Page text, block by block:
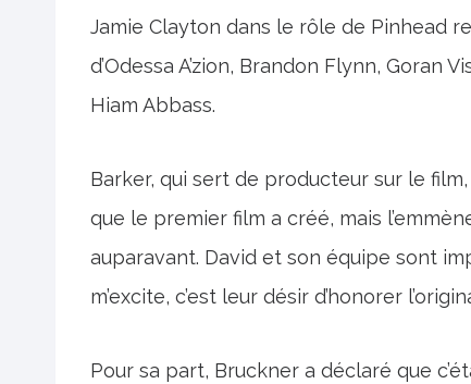
Jamie Clayton dans le rôle de Pinhead
d’Odessa A’zion, Brandon Flynn, Goran
Hiam Abbass.
Barker, qui sert de producteur sur le
que le premier film a créé, mais
auparavant. David et son équipe sont
m’excite, c’est leur désir d’honorer
Pour sa part, Bruckner a déclaré que